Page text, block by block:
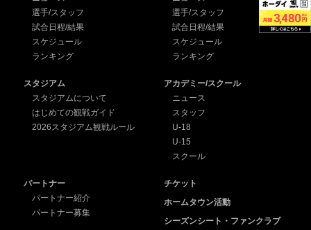
選手/スタッフ
試合日程/結果
スケジュール
ランキング
選手/スタッフ
試合日程/結果
スケジュール
ランキング
スタジアム
スタジアムについて
はじめての観戦ガイド
2026スタジアム観戦ルール
アカデミー/スクール
ニュース
スタッフ
U-18
U-15
スクール
パートナー
パートナー紹介
パートナー募集
チケット
ホームタウン活動
シーズンシート・ファンクラブ